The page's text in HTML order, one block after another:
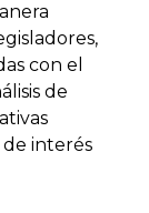
con el
de
de interés